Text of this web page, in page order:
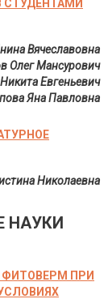
Вячеславовна
Олег Мансурович
Евгеньевич
Яна Павловна
Николаевна
НАУКИ
ФИТОВЕРМ ПРИ